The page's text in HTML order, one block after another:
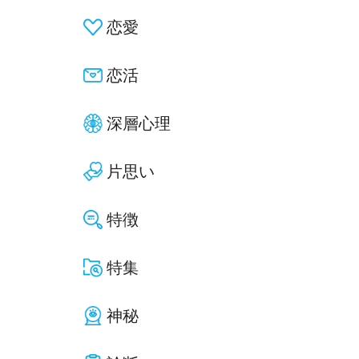
恋愛
恋活
深層心理
片思い
特徴
特集
神秘